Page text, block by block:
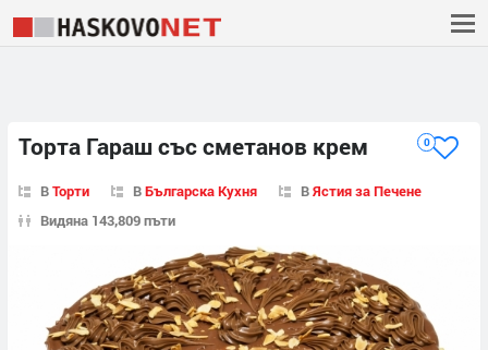
Торта Гараш със сметанов крем 0
ВТорти ВБългарска Кухня ВЯстия за Печене
Видяна 143,809 пъти